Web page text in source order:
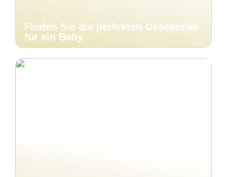
Finden Sie die perfekten Geschenke
für ein Baby